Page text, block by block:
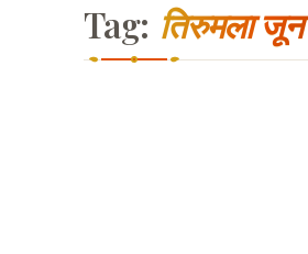
Tag: तिरुमला